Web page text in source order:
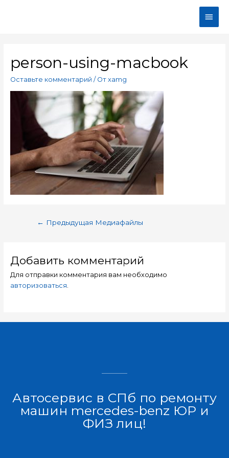
person-using-macbook
Оставьте комментарий / От xamg
← Предыдущая Медиафайлы
Добавить комментарий
Для отправки комментария вам необходимо
авторизоваться.
Автосервис в СПб по ремонту
машин mercedes-benz ЮР и
ФИЗ лиц!